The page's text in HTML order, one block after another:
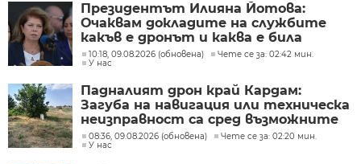
Президентът Илияна Йотова:
Очаквам докладите на службите
какъв е дронът и каква е била
неговата роля
10:18, 09.08.2026 (обновена)
Чете се за: 02:42 мин.
У нас
Падналият дрон край Кардам:
Загуба на навигация или техническа
неизправност са сред възможните
причини
08:36, 09.08.2026 (обновена)
Чете се за: 02:20 мин.
У нас